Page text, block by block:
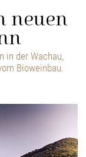
neuen
in der Wachau,
Bioweinbau.